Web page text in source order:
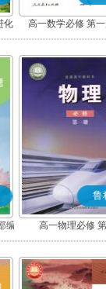
化 高一数学必修 第
编
鲁
高一物理必修